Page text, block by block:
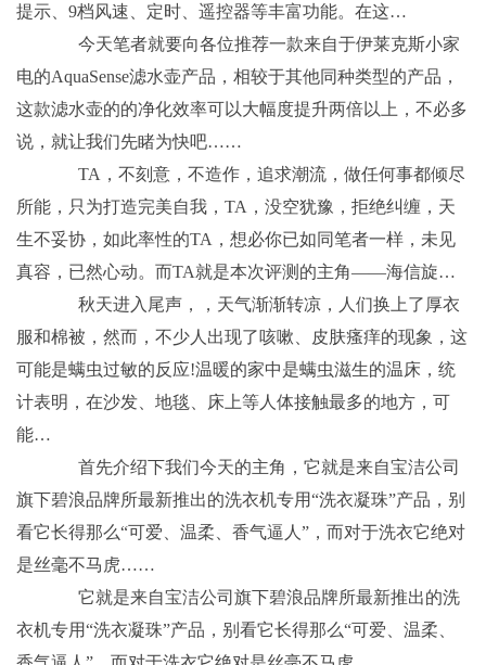
提示、9档风速、定时、遥控器等丰富功能。在这…
今天笔者就要向各位推荐一款来自于伊莱克斯小家
电的AquaSense滤水壶产品，相较于其他同种类型的产品，
这款滤水壶的的净化效率可以大幅度提升两倍以上，不必多
说，就让我们先睹为快吧……
TA，不刻意，不造作，追求潮流，做任何事都倾尽
所能，只为打造完美自我，TA，没空犹豫，拒绝纠缠，天
生不妥协，如此率性的TA，想必你已如同笔者一样，未见
真容，已然心动。而TA就是本次评测的主角——海信旋…
秋天进入尾声，，天气渐渐转凉，人们换上了厚衣
服和棉被，然而，不少人出现了咳嗽、皮肤瘙痒的现象，这
可能是螨虫过敏的反应!温暖的家中是螨虫滋生的温床，统
计表明，在沙发、地毯、床上等人体接触最多的地方，可
能…
首先介绍下我们今天的主角，它就是来自宝洁公司
旗下碧浪品牌所最新推出的洗衣机专用“洗衣凝珠”产品，别
看它长得那么“可爱、温柔、香气逼人”，而对于洗衣它绝对
是丝毫不马虎……
它就是来自宝洁公司旗下碧浪品牌所最新推出的洗
衣机专用“洗衣凝珠”产品，别看它长得那么“可爱、温柔、